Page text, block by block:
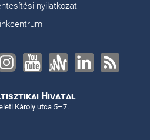
nyilatkozat
Hivatal
Károly utca 5–7.